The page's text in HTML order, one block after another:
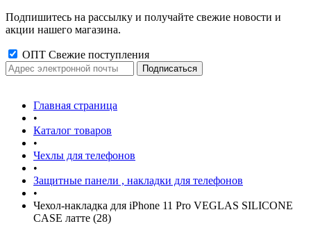
Подпишитесь на рассылку и получайте свежие новости и
акции нашего магазина.
ОПТ Свежие поступления
Главная страница
•
Каталог товаров
•
Чехлы для телефонов
•
Защитные панели , накладки для телефонов
•
Чехол-накладка для iPhone 11 Pro VEGLAS SILICONE
CASE латте (28)